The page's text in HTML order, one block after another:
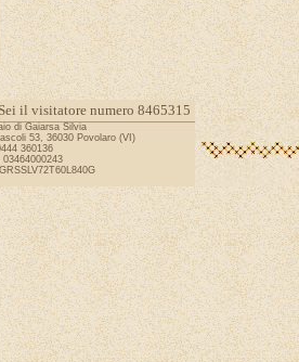
il visitatore numero 8465315
di Gaiarsa Silvia
53, 36030 Povolaro (VI)
360136
03464000243